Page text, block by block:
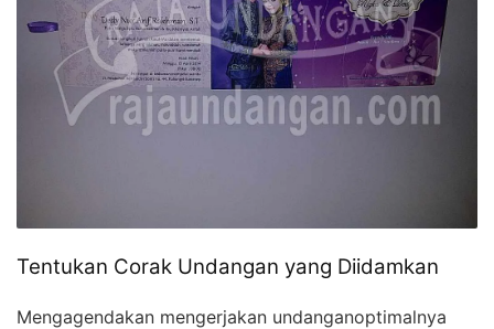
Tentukan Corak Undangan yang Diidamkan
Mengagendakan mengerjakan undanganoptimalnya